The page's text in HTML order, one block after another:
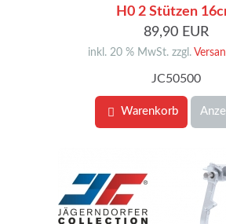
H0 2 Stützen
89,90 EUR
inkl. 20 % MwSt. zzgl.
JC50500
Warenkorb